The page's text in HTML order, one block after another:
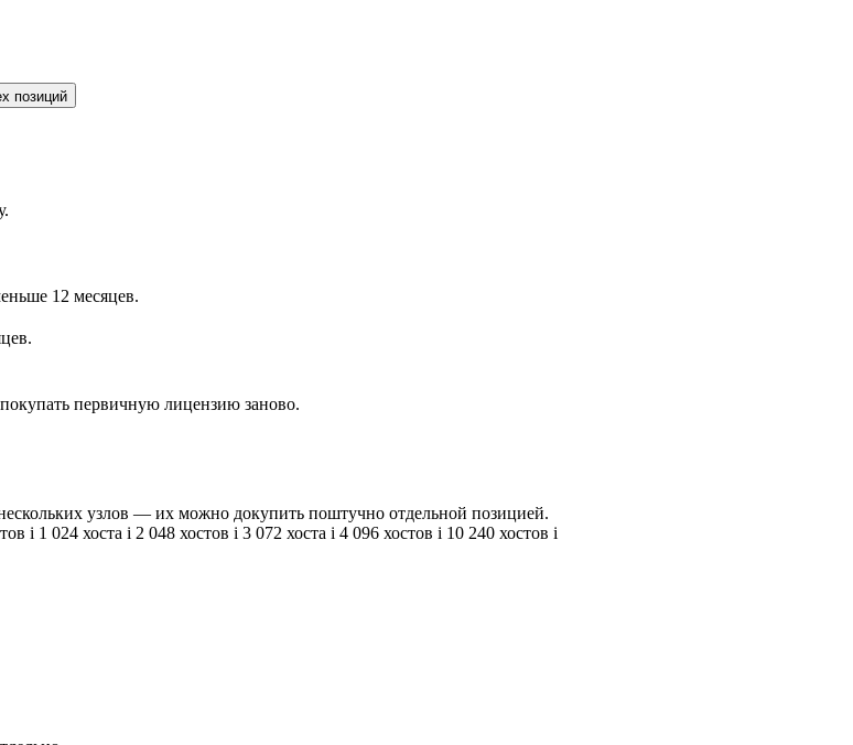
позиций
12 месяцев.
первичную лицензию заново.
узлов — их можно докупить поштучно отдельной позицией.
i 1 024 хоста i 2 048 хостов i 3 072 хоста i 4 096 хостов i 10 240 хостов i